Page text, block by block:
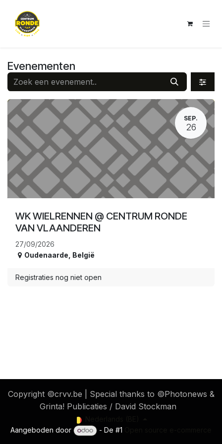
Evenementen
SEP.
26
WK WIELRENNEN @ CENTRUM RONDE
VAN VLAANDEREN
27/09/2026
Oudenaarde België
Registraties nog niet open
​ Copyright ©crvv.be | Special thanks to ©Photonews &
Grinta! Publicaties / David Stockman
Aangeboden door
- De #1